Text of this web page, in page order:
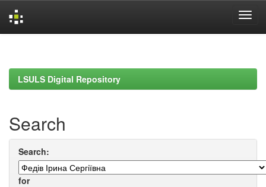
LSULS Digital Repository
Search
Search:
for